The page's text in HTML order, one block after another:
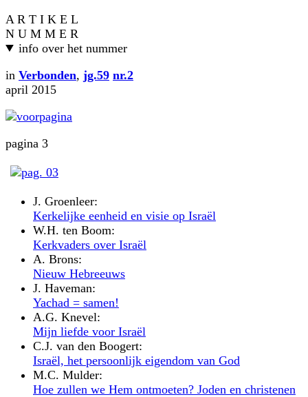
A R T I K E L
N U M M E R
info over het nummer
in Verbonden, jg.59 nr.2
april 2015
pagina 3
J. Groenleer:
Kerkelijke eenheid en visie op Israël
W.H. ten Boom:
Kerkvaders over Israël
A. Brons:
Nieuw Hebreeuws
J. Haveman:
Yachad = samen!
A.G. Knevel:
Mijn liefde voor Israël
C.J. van den Boogert:
Israël, het persoonlijk eigendom van God
M.C. Mulder:
Hoe zullen we Hem ontmoeten? Joden en christenen